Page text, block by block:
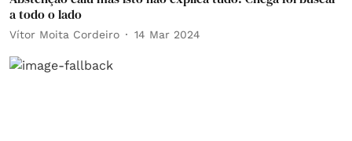
a todo o lado
Vítor Moita Cordeiro 14 Mar 2024